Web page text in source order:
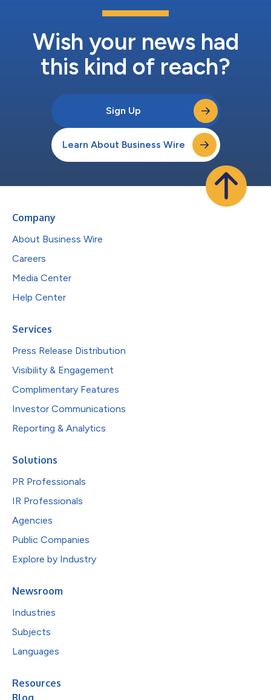
Wish your news had
this kind of reach?
Sign Up
Learn About Business Wire
Company
About Business Wire
Careers
Media Center
Help Center
Services
Press Release Distribution
Visibility & Engagement
Complimentary Features
Investor Communications
Reporting & Analytics
Solutions
PR Professionals
IR Professionals
Agencies
Public Companies
Explore by Industry
Newsroom
Industries
Subjects
Languages
Resources
Blog